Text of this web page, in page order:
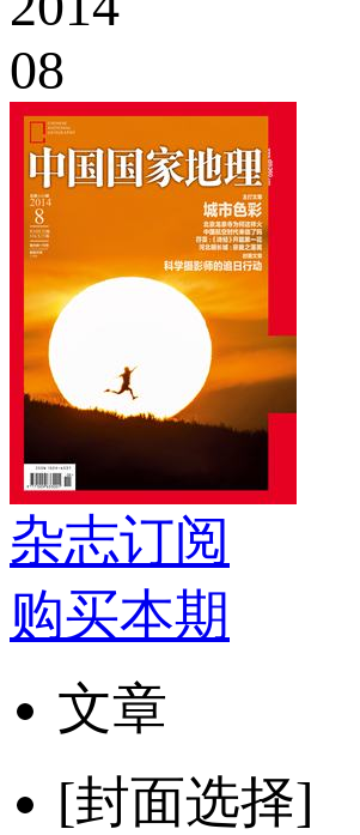
08
杂志订阅
购买本期
文章
[封面选择]